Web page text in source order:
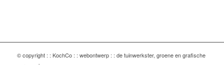
© copyright : : KochCo : : webontwerp : : de tuinwerkster, groene en grafische